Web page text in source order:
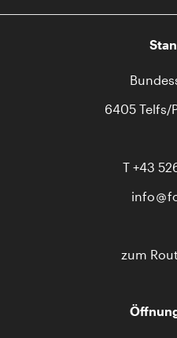
6405 Telfs/
T +43
info
zum